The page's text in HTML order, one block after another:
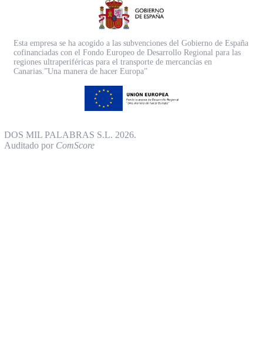
Esta empresa se ha acogido a las subvenciones del Gobierno de España
cofinanciadas con el Fondo Europeo de Desarrollo Regional para las
regiones ultraperiféricas para el transporte de mercancías en
Canarias.”Una manera de hacer Europa”
DOS MIL PALABRAS S.L. 2026.
Auditado por ComScore